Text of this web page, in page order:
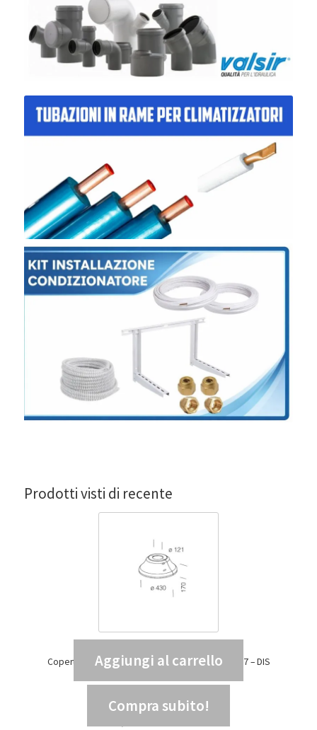
Prodotti visti di recente
Copertura base palo 222 diametro 120 GREY9007 – DIS
IVA INCLUSA
€
Aggiungi al carrello
Compra subito!